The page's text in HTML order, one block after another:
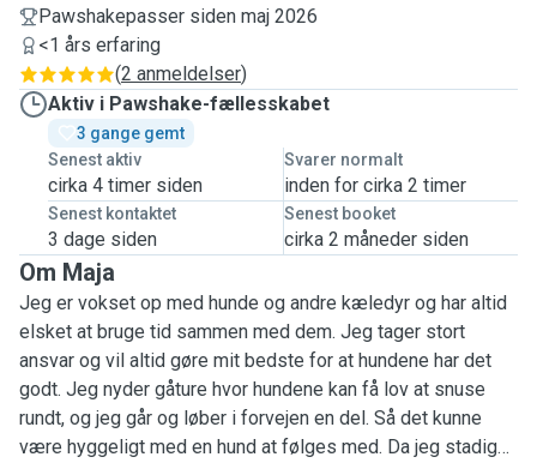
Pawshakepasser siden maj 2026
<1 års erfaring
(2 anmeldelser)
Aktiv i Pawshake-fællesskabet
3 gange gemt
Senest aktiv
cirka 4 timer siden
Svarer normalt
inden for cirka 2 timer
Senest kontaktet
3 dage siden
Senest booket
cirka 2 måneder siden
Om Maja
Jeg er vokset op med hunde og andre kæledyr og har altid
elsket at bruge tid sammen med dem. Jeg tager stort
ansvar og vil altid gøre mit bedste for at hundene har det
godt. Jeg nyder gåture hvor hundene kan få lov at snuse
rundt, og jeg går og løber i forvejen en del. Så det kunne
være hyggeligt med en hund at følges med. Da jeg stadig